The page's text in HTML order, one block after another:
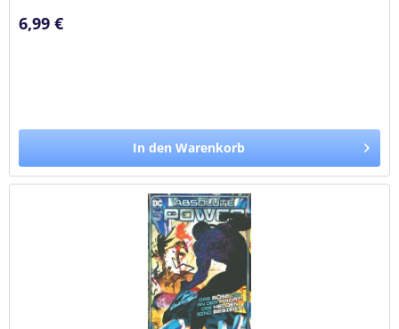
6,99 €
In den Warenkorb